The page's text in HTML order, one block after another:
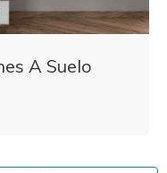
A Suelo